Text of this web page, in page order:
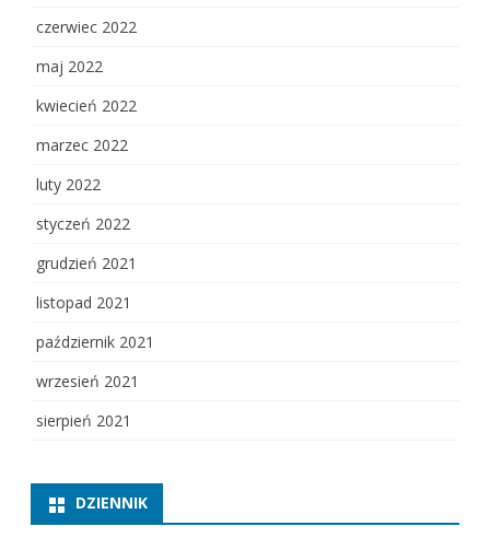
czerwiec 2022
maj 2022
kwiecień 2022
marzec 2022
luty 2022
styczeń 2022
grudzień 2021
listopad 2021
październik 2021
wrzesień 2021
sierpień 2021
DZIENNIK